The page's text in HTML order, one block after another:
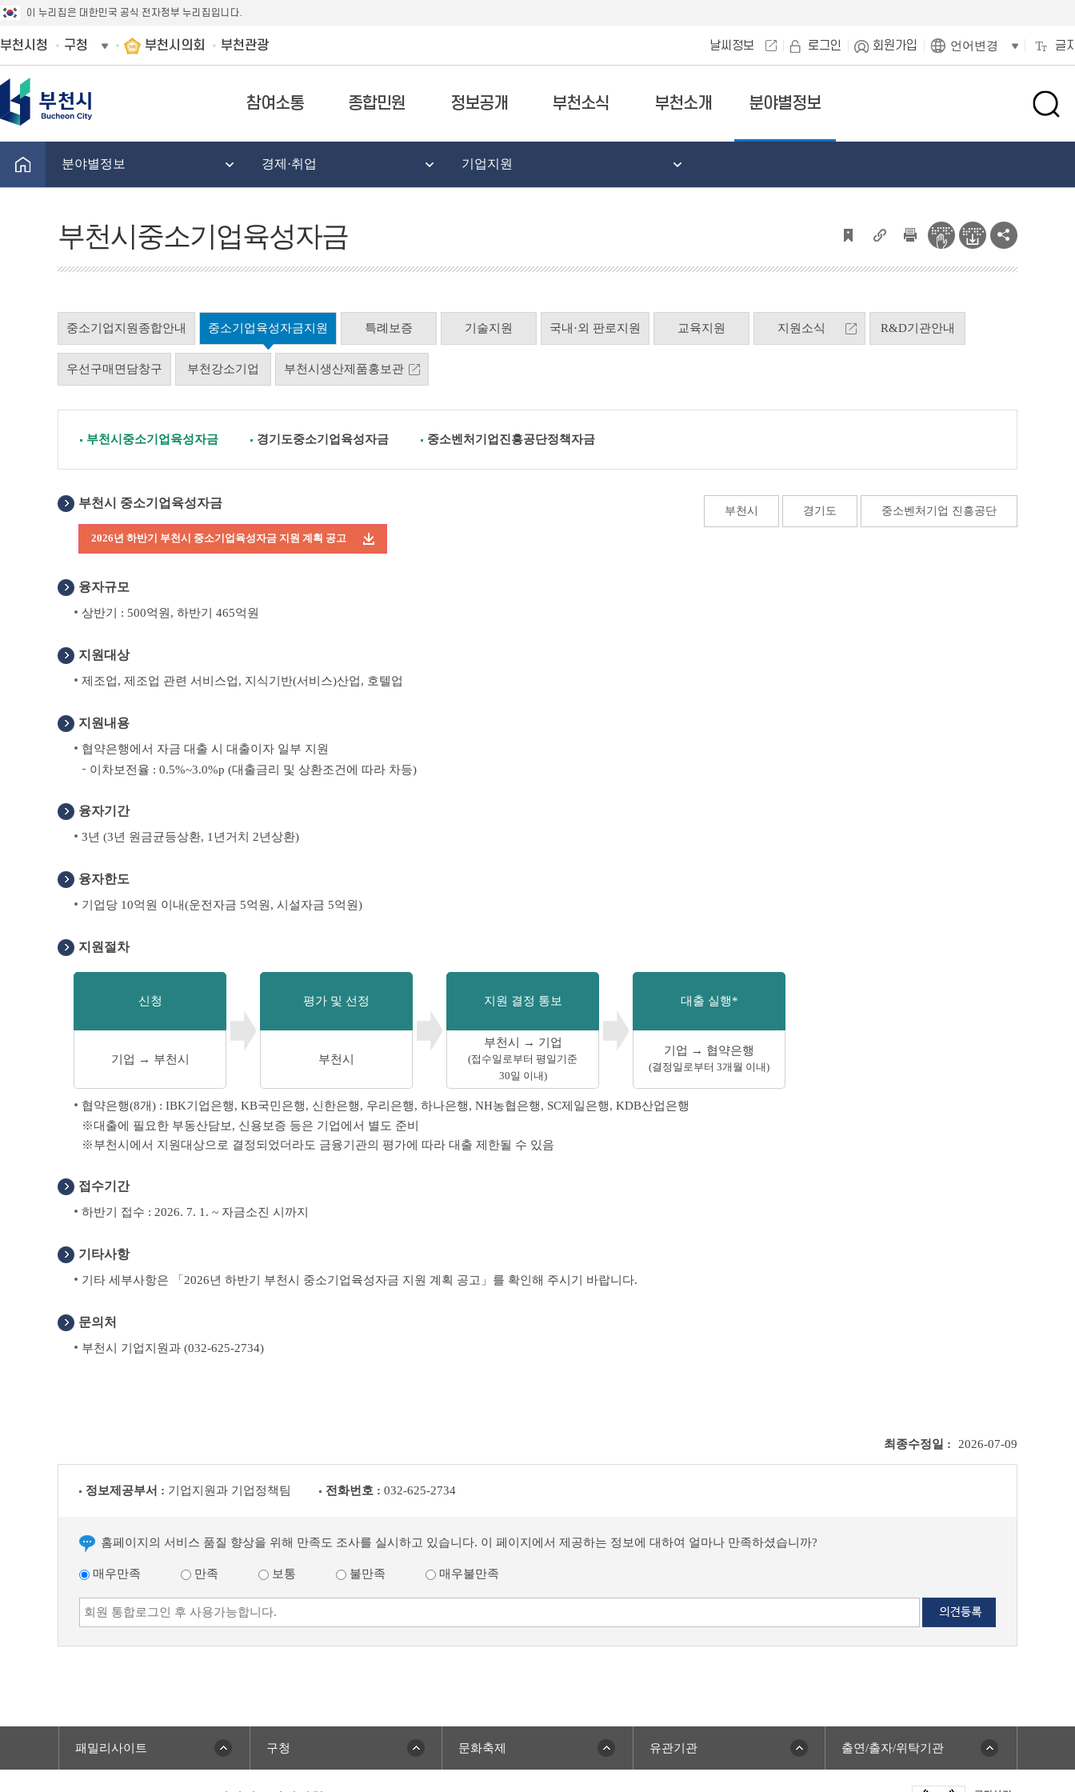
이 누리집은 대한민국 공식 전자정부 누리집입니다.
부천시청 구청 부천시의회 부천관광 날씨정보 로그인 회원가입 언어변경 글
참여소통 종합민원 정보공개 부천소식 부천소개 분야별정보
검
창
분야별정보 경제·취업 기업지원
부천시중소기업육성자금
중소기업지원종합안내 중소기업육성자금지원 특례보증 기술지원 국내·외 판로지원 교육지원 지원소식 R&D기관안내
우선구매면담창구 부천강소기업 부천시생산제품홍보관
부천시중소기업육성자금 경기도중소기업육성자금 중소벤처기업진흥공단정책자금
부천시 경기도 중소벤처기업 진흥공단
부천시 중소기업육성자금
2026년 하반기 부천시 중소기업육성자금 지원 계획 공고
융자규모
상반기 : 500억원, 하반기 465억원
지원대상
제조업, 제조업 관련 서비스업, 지식기반(서비스)산업, 호텔업
지원내용
협약은행에서 자금 대출 시 대출이자 일부 지원
이차보전율 : 0.5%~3.0%p (대출금리 및 상환조건에 따라 차등)
융자기간
3년 (3년 원금균등상환, 1년거치 2년상환)
융자한도
기업당 10억원 이내(운전자금 5억원, 시설자금 5억원)
지원절차
신청
기업 → 부천시
평가 및 선정
부천시
지원 결정 통보
부천시 → 기업
(접수일로부터 평일기준
30일 이내)
대출 실행*
기업 → 협약은행
(결정일로부터 3개월 이내)
협약은행(8개) : IBK기업은행, KB국민은행, 신한은행, 우리은행, 하나은행, NH농협은행, SC제일은행, KDB산업은행
대출에 필요한 부동산담보, 신용보증 등은 기업에서 별도 준비
부천시에서 지원대상으로 결정되었더라도 금융기관의 평가에 따라 대출 제한될 수 있음
접수기간
하반기 접수 : 2026. 7. 1. ~ 자금소진 시까지
기타사항
기타 세부사항은 「2026년 하반기 부천시 중소기업육성자금 지원 계획 공고」를 확인해 주시기 바랍니다.
문의처
부천시 기업지원과 (032-625-2734)
최종수정일 : 2026-07-09
정보제공부서 : 기업지원과 기업정책팀 전화번호 : 032-625-2734
홈페이지의 서비스 품질 향상을 위해 만족도 조사를 실시하고 있습니다. 이 페이지에서 제공하는 정보에 대하여 얼마나 만족하셨습니까?
매우만족 만족 보통 불만족 매우불만족
패밀리사이트 구청 문화축제 유관기관 출연/출자/위탁기관